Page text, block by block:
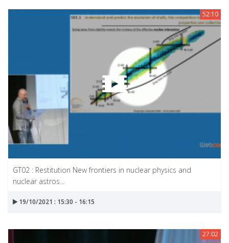
52:10
GT02 : Restitution New frontiers in nuclear physics and
nuclear astros...
19/10/2021 : 15:30 - 16:15
27:02